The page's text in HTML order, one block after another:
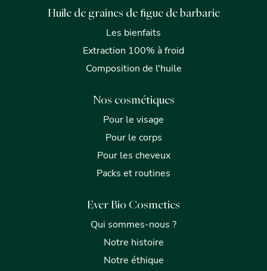
Huile de graines de figue de barbarie
Les bienfaits
Extraction 100% à froid
Composition de l'huile
Nos cosmétiques
Pour le visage
Pour le corps
Pour les cheveux
Packs et routines
Ever Bio Cosmetics
Qui sommes-nous ?
Notre histoire
Notre éthique